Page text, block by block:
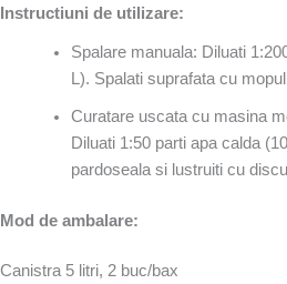
Instructiuni de utilizare:
Spalare manuala: Diluati
L). Spalati suprafata cu
Curatare uscata cu masina
Diluati 1:50 parti apa calda
pardoseala si lustruiti cu
Mod de ambalare:
Canistra 5 litri, 2 buc/bax